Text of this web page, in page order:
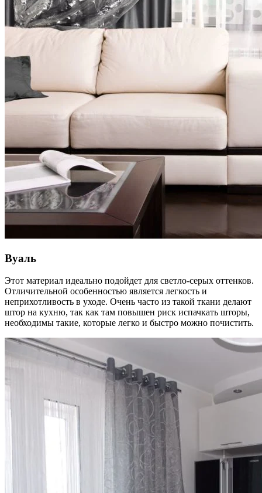
Вуаль
Этот материал идеально подойдет для светло-серых оттенков.
Отличительной особенностью является легкость и
неприхотливость в уходе. Очень часто из такой ткани делают
штор на кухню, так как там повышен риск испачкать шторы,
необходимы такие, которые легко и быстро можно почистить.